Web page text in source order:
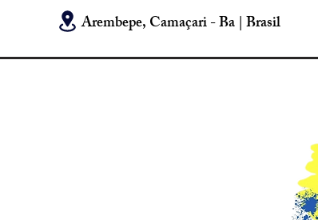
Arembepe, Camaçari - Ba | Brasil